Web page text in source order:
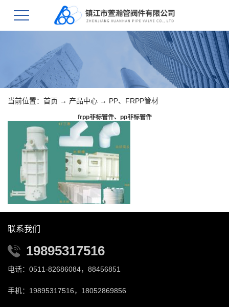
当前位置： 首页 → 产品中心 → PP、FRPP管材
frpp非标管件、pp非标管件
联系我们
19895317516
电话：0511-82686084，88456851
手机：19895317516，18052869856